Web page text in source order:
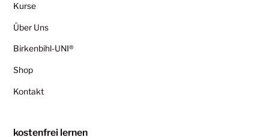
Kurse
Über Uns
Birkenbihl-UNI®
Shop
Kontakt
kostenfrei lernen